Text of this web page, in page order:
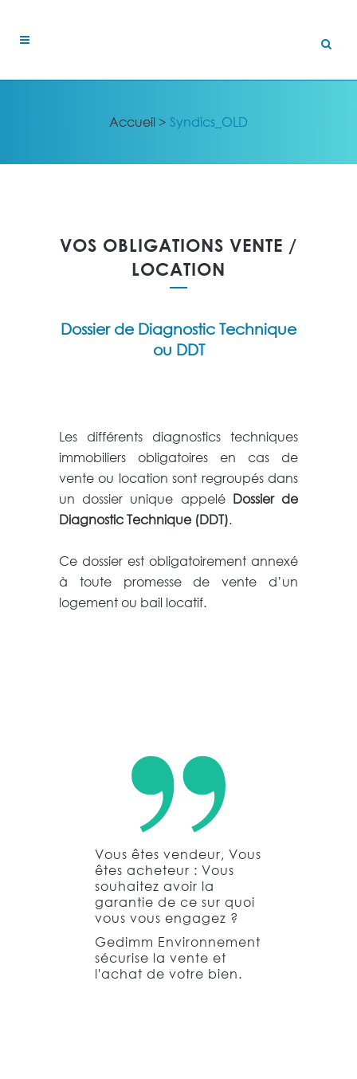
Accueil> Syndics_OLD
VOS OBLIGATIONS VENTE /
LOCATION
Dossier de Diagnostic Technique
ou DDT
Les différents diagnostics techniques
immobiliers obligatoires en cas de
vente ou location sont regroupés dans
un dossier unique appelé Dossier de
Diagnostic Technique (DDT).
Ce dossier est obligatoirement annexé
à toute promesse de vente d’un
logement ou bail locatif.
Vous êtes vendeur, Vous
êtes acheteur : Vous
souhaitez avoir la
garantie de ce sur quoi
vous vous engagez ?
Gedimm Environnement
sécurise la vente et
l'achat de votre bien.